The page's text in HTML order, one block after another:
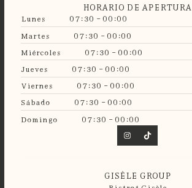
HORARIO DE APERTURA
Lunes
07:30 - 00:00
Martes
07:30 - 00:00
Miércoles
07:30 - 00:00
Jueves
07:30 - 00:00
Viernes
07:30 - 00:00
Sábado
07:30 - 00:00
Domingo
07:30 - 00:00
GISÈLE GROUP